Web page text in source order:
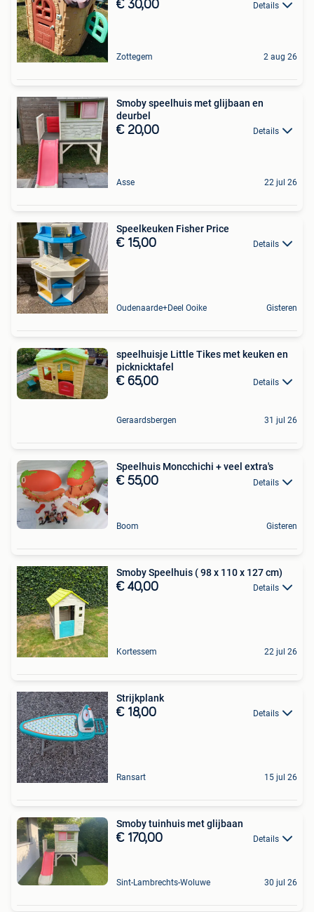
€ 30,00 Details
Zottegem 2 aug 26
Smoby speelhuis met glijbaan en
deurbel
€ 20,00 Details
Asse 22 jul 26
Speelkeuken Fisher Price
€ 15,00 Details
Oudenaarde+Deel Ooike Gisteren
speelhuisje Little Tikes met keuken en
picknicktafel
€ 65,00 Details
Geraardsbergen 31 jul 26
Speelhuis Moncchichi + veel extra's
€ 55,00 Details
Boom Gisteren
Smoby Speelhuis ( 98 x 110 x 127 cm)
€ 40,00 Details
Kortessem 22 jul 26
Strijkplank
€ 18,00 Details
Ransart 15 jul 26
Smoby tuinhuis met glijbaan
€ 170,00 Details
Sint-Lambrechts-Woluwe 30 jul 26